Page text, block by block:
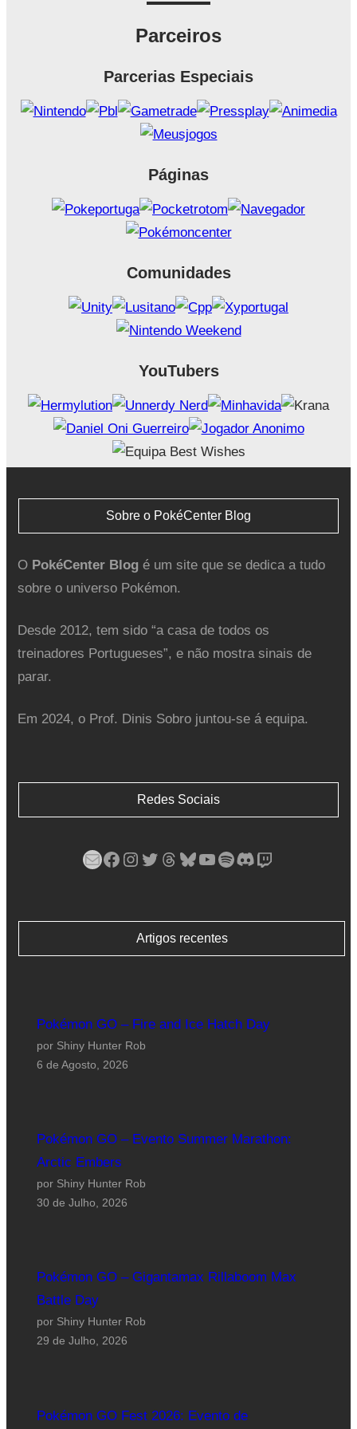
Parceiros
Parcerias Especiais
Páginas
Comunidades
YouTubers
Sobre o PokéCenter Blog
O PokéCenter Blogé um site que se dedica a tudo
sobre o universo Pokémon.
Desde 2012, tem sido “a casa de todos os
treinadores Portugueses”, e não mostra sinais de
parar.
Em 2024, o Prof. Dinis Sobro juntou-se á equipa.
Redes Sociais
Mail Facebook Instagram Twitter Threads Bluesky YouTube Spotify Discord Twitch
Artigos recentes
Pokémon GO – Fire and Ice Hatch Day
por Shiny Hunter Rob
6 de Agosto, 2026
Pokémon GO – Evento Summer Marathon:
Arctic Embers
por Shiny Hunter Rob
30 de Julho, 2026
Pokémon GO – Gigantamax Rillaboom Max
Battle Day
por Shiny Hunter Rob
29 de Julho, 2026
Pokémon GO Fest 2026: Evento de